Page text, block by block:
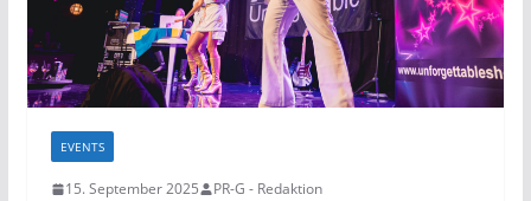
EVENTS
15. September 2025 PR-G - Redaktion